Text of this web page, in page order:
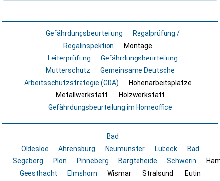
Gefährdungsbeurteilung
Regalprüfung /
Regalinspektion
Montage
Leiterprüfung
Gefährdungsbeurteilung
Mutterschutz
Gemeinsame Deutsche
Arbeitsschutzstrategie (GDA)
Höhenarbeitsplätze
Metallwerkstatt
Holzwerkstatt
Gefährdungsbeurteilung im Homeoffice
Bad
Oldesloe
Ahrensburg Neumünster Lübeck
Bad
Segeberg
Plön Pinneberg Bargteheide Schwerin
Geesthacht
Elmshorn Wismar Stralsund Eutin